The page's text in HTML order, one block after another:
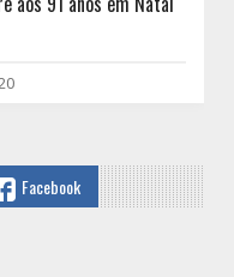
Facebook